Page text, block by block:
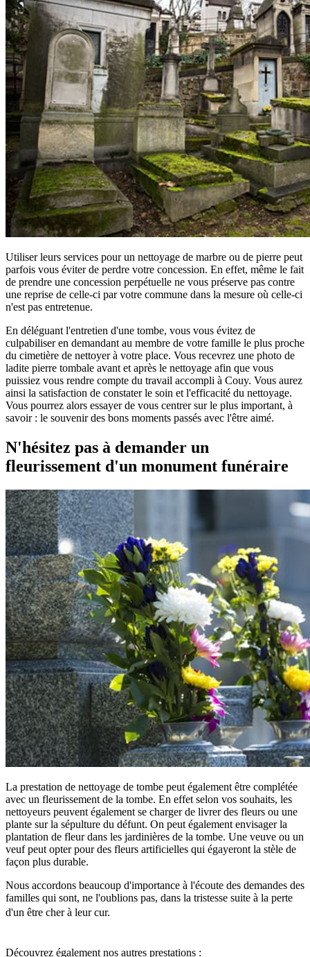
Utiliser leurs services pour un nettoyage de marbre ou de pierre peut
parfois vous éviter de perdre votre concession. En effet, même le fait
de prendre une concession perpétuelle ne vous préserve pas contre
une reprise de celle-ci par votre commune dans la mesure où celle-ci
n'est pas entretenue.
En déléguant l'entretien d'une tombe, vous vous évitez de
culpabiliser en demandant au membre de votre famille le plus proche
du cimetière de nettoyer à votre place. Vous recevrez une photo de
ladite pierre tombale avant et après le nettoyage afin que vous
puissiez vous rendre compte du travail accompli à Couy. Vous aurez
ainsi la satisfaction de constater le soin et l'efficacité du nettoyage.
Vous pourrez alors essayer de vous centrer sur le plus important, à
savoir : le souvenir des bons moments passés avec l'être aimé.
N'hésitez pas à demander un
fleurissement d'un monument funéraire
La prestation de nettoyage de tombe peut également être complétée
avec un fleurissement de la tombe. En effet selon vos souhaits, les
nettoyeurs peuvent également se charger de livrer des fleurs ou une
plante sur la sépulture du défunt. On peut également envisager la
plantation de fleur dans les jardinières de la tombe. Une veuve ou un
veuf peut opter pour des fleurs artificielles qui égayeront la stèle de
façon plus durable.
Nous accordons beaucoup d'importance à l'écoute des demandes des
familles qui sont, ne l'oublions pas, dans la tristesse suite à la perte
d'un être cher à leur cur.
Découvrez également nos autres prestations :